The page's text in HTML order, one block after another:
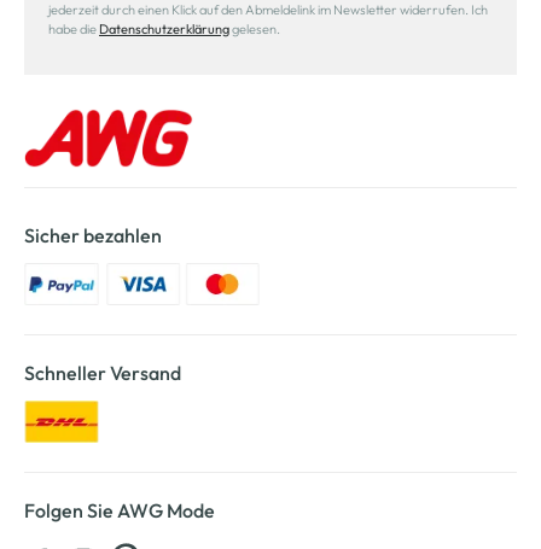
jederzeit durch einen Klick auf den Abmeldelink im Newsletter widerrufen. Ich
habe die Datenschutzerklärunggelesen.
Sicher bezahlen
Schneller Versand
Folgen Sie AWG Mode